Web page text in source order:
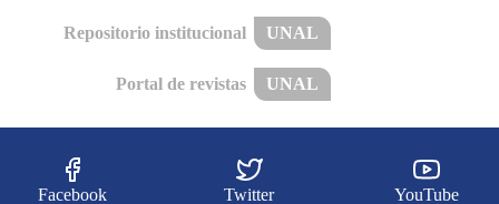
Repositorio institucional UNAL
Portal de revistas UNAL
Facebook Twitter YouTube